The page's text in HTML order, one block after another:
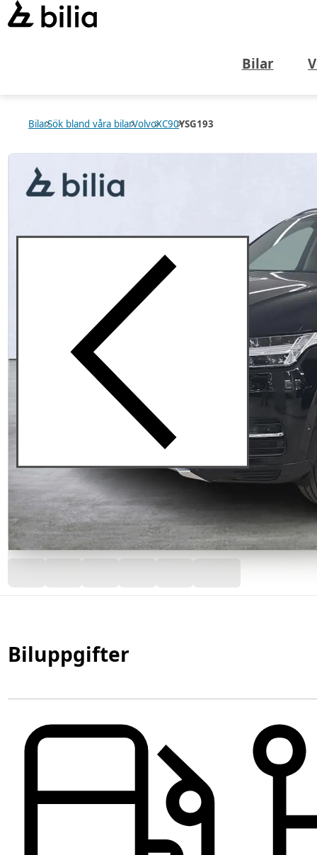
Bilar
BilarSök bland våra bilarVolvoXC90YSG193
Biluppgifter